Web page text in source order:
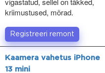
kriimustused, mõrad.
Registreeri remont
Kaamera vahetus iPhone
13 mini